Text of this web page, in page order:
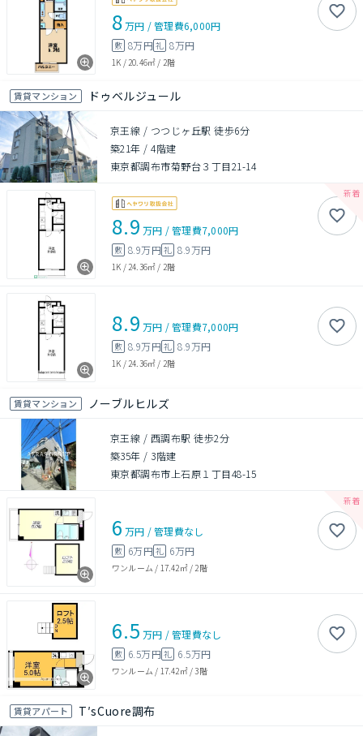
8万円 /管理費6,000円
敷 8万円礼 8万円
1K /20.46㎡ / 2階
賃貸マンション ドゥベルジュール
京王線 / つつじヶ丘駅 徒歩6分
築21年 /4階建
東京都調布市菊野台３丁目21-14
8.9 万円 /管理費7,000円
敷 8.9万円礼 8.9万円
1K /24.36㎡ / 2階
8.9 万円 /管理費7,000円
敷 8.9万円礼 8.9万円
1K / 24.36㎡ / 2階
賃貸マンション ノーブルヒルズ
京王線 / 西調布駅 徒歩2分
築35年 / 3階建
東京都調布市上石原１丁目48-15
6 万円 /管理費なし
敷 6万円礼 6万円
ワンルーム / 17.42㎡/ 2階
6.5 万円 /管理費なし
敷 6.5万円礼 6.5万円
ワンルーム / 17.42㎡/3階
賃貸アパート T′sCuore調布